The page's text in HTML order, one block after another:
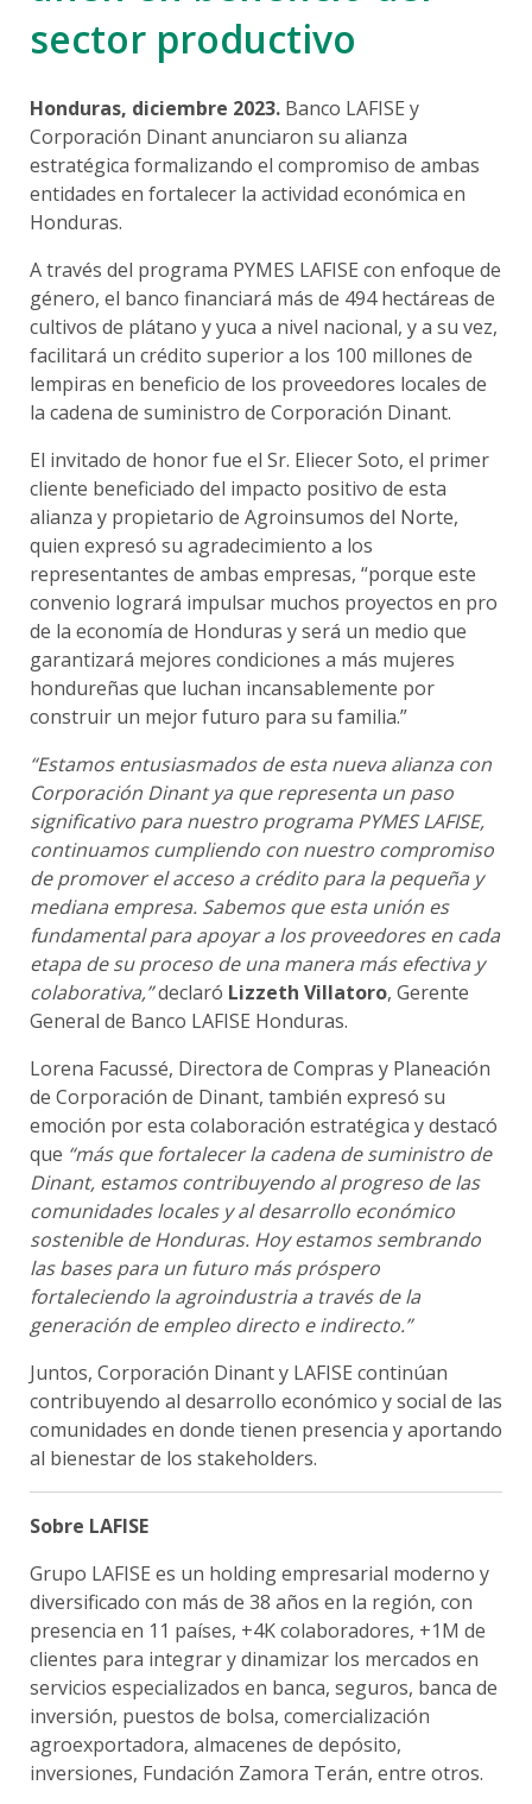
Virtual Banking
Lafiseid
Banca Seguros
Préstamos
Préstamos Personales
Préstamos de Vehículos
Préstamos Educativos
Préstamo Planilleros y Convenios
Adelanto de Salario
Remesas
Generación Link remesa LAFISE
Promociones Eventuales
Tarjetas
Beneficios
Tarjetas de Crédito
Tarjetas de Débito
Tarjetas Recargables
Programa de Cobertura contra Hurto, Robo y Extravío (HRE)
Contratos y Reglamentos
Canje de Puntos
Solicita Tarjeta Crédito Adicional
Hondureños en el extranjero
Fideicomisos
Comercios Afiliados
Inversión
Depósitos a Plazo Fijo
Pago Planillas
Acceso en Línea
BlackDiamond
Financiamiento Exclusivo
Préstamo Back to Back
Préstamo Auto
Préstamos Hipotecarios
Tarjeta de Crédito
Tarjeta Infinite Visa
sector productivo
Honduras, diciembre 2023. Banco LAFISE y
Corporación Dinant anunciaron su alianza
estratégica formalizando el compromiso de ambas
entidades en fortalecer la actividad económica en
Honduras.
A través del programa PYMES LAFISE con enfoque de
género, el banco financiará más de 494 hectáreas de
cultivos de plátano y yuca a nivel nacional, y a su vez,
facilitará un crédito superior a los 100 millones de
lempiras en beneficio de los proveedores locales de
la cadena de suministro de Corporación Dinant.
El invitado de honor fue el Sr. Eliecer Soto, el primer
cliente beneficiado del impacto positivo de esta
alianza y propietario de Agroinsumos del Norte,
quien expresó su agradecimiento a los
representantes de ambas empresas, “porque este
convenio logrará impulsar muchos proyectos en pro
de la economía de Honduras y será un medio que
garantizará mejores condiciones a más mujeres
hondureñas que luchan incansablemente por
construir un mejor futuro para su familia.”
“Estamos entusiasmados de esta nueva alianza con
Corporación Dinant ya que representa un paso
significativo para nuestro programa PYMES LAFISE,
continuamos cumpliendo con nuestro compromiso
de promover el acceso a crédito para la pequeña y
mediana empresa. Sabemos que esta unión es
fundamental para apoyar a los proveedores en cada
etapa de su proceso de una manera más efectiva y
colaborativa,”declaró Lizzeth Villatoro, Gerente
General de Banco LAFISE Honduras.
Lorena Facussé, Directora de Compras y Planeación
de Corporación de Dinant, también expresó su
emoción por esta colaboración estratégica y destacó
que “más que fortalecer la cadena de suministro de
Dinant, estamos contribuyendo al progreso de las
comunidades locales y al desarrollo económico
sostenible de Honduras. Hoy estamos sembrando
las bases para un futuro más próspero
fortaleciendo la agroindustria a través de la
generación de empleo directo e indirecto.”
Juntos, Corporación Dinant y LAFISE continúan
contribuyendo al desarrollo económico y social de las
comunidades en donde tienen presencia y aportando
al bienestar de los stakeholders.
Sobre LAFISE
Grupo LAFISE es un holding empresarial moderno y
diversificado con más de 38 años en la región, con
presencia en 11 países, +4K colaboradores, +1M de
clientes para integrar y dinamizar los mercados en
servicios especializados en banca, seguros, banca de
inversión, puestos de bolsa, comercialización
agroexportadora, almacenes de depósito,
inversiones, Fundación Zamora Terán, entre otros.